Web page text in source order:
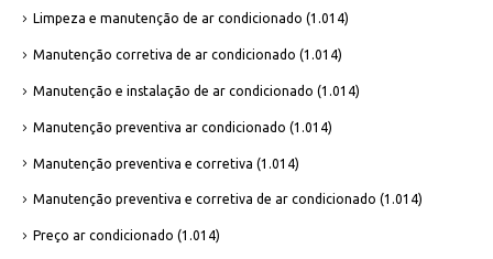
Limpeza e manutenção de ar condicionado (1.014)
Manutenção corretiva de ar condicionado (1.014)
Manutenção e instalação de ar condicionado (1.014)
Manutenção preventiva ar condicionado (1.014)
Manutenção preventiva e corretiva (1.014)
Manutenção preventiva e corretiva de ar condicionado (1.014)
Preço ar condicionado (1.014)